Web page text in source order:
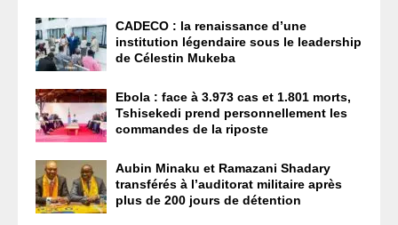
CADECO : la renaissance d’une
institution légendaire sous le leadership
de Célestin Mukeba
Ebola : face à 3.973 cas et 1.801 morts,
Tshisekedi prend personnellement les
commandes de la riposte
Aubin Minaku et Ramazani Shadary
transférés à l’auditorat militaire après
plus de 200 jours de détention